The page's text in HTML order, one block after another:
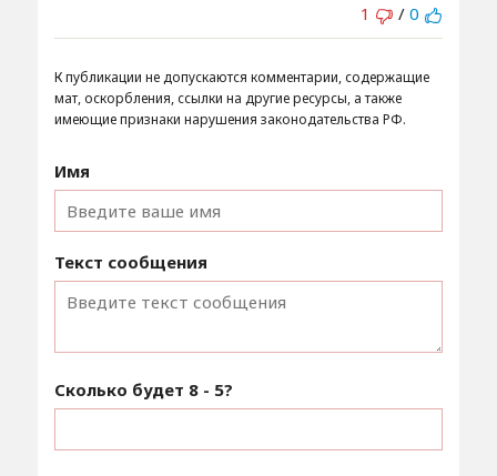
1
/ 0
К публикации не допускаются комментарии, содержащие
мат, оскорбления, ссылки на другие ресурсы, а также
имеющие признаки нарушения законодательства РФ.
Имя
Текст сообщения
Сколько будет 8 - 5?